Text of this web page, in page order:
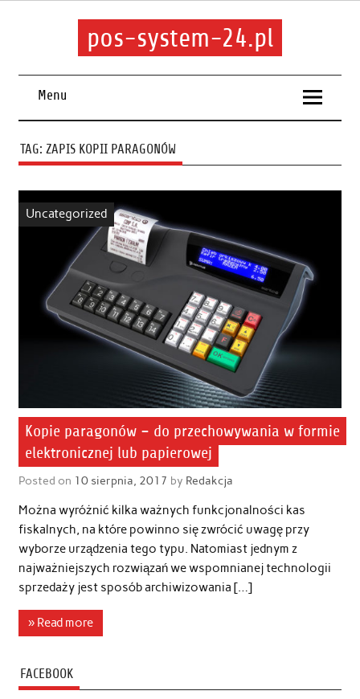
pos-system-24.pl
Menu
TAG: ZAPIS KOPII PARAGONÓW
Uncategorized
Kopie paragonów – do przechowywania w formie
elektronicznej lub papierowej
Posted on 10 sierpnia, 2017 by Redakcja
Można wyróżnić kilka ważnych funkcjonalności kas
fiskalnych, na które powinno się zwrócić uwagę przy
wyborze urządzenia tego typu. Natomiast jednym z
najważniejszych rozwiązań we wspomnianej technologii
sprzedaży jest sposób archiwizowania […]
» Read more
FACEBOOK